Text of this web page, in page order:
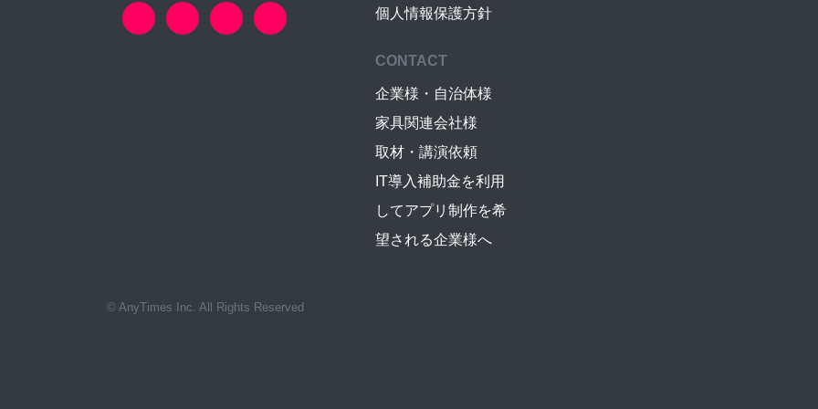
個人情報保護方針
CONTACT
企業様・自治体様
家具関連会社様
取材・講演依頼
IT導入補助金を利用
してアプリ制作を希
望される企業様へ
© AnyTimes Inc. All Rights Reserved